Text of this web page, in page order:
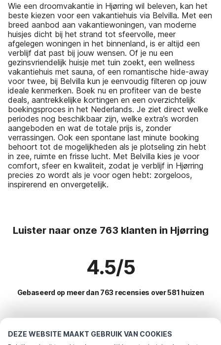
DEZE WEBSITE MAAKT GEBRUIK VAN COOKIES
Wie een droomvakantie in Hjørring wil beleven, kan het
beste kiezen voor een vakantiehuis via Belvilla. Met een
breed aanbod aan vakantiewoningen, van moderne
huisjes dicht bij het strand tot sfeervolle, meer
afgelegen woningen in het binnenland, is er altijd een
verblijf dat past bij jouw wensen. Of je nu een
gezinsvriendelijk huisje met tuin zoekt, een wellness
vakantiehuis met sauna, of een romantische hide-away
voor twee, bij Belvilla kun je eenvoudig filteren op jouw
ideale kenmerken. Boek nu en profiteer van de beste
deals, aantrekkelijke kortingen en een overzichtelijk
boekingsproces in het Nederlands. Je ziet direct welke
periodes nog beschikbaar zijn, welke extra’s worden
aangeboden en wat de totale prijs is, zonder
verrassingen. Ook een spontane last minute booking
behoort tot de mogelijkheden als je plotseling zin hebt
in zee, ruimte en frisse lucht. Met Belvilla kies je voor
comfort, sfeer en kwaliteit, zodat je verblijf in Hjørring
precies zo wordt als je voor ogen hebt: zorgeloos,
inspirerend en onvergetelijk.
Luister naar onze 763 klanten in Hjørring
4.5/5
Gebaseerd op meer dan 763 recensies over 581 huizen
Meest populaire bestemmingen voor